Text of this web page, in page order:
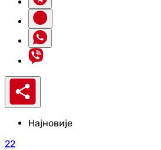
Најновије
22